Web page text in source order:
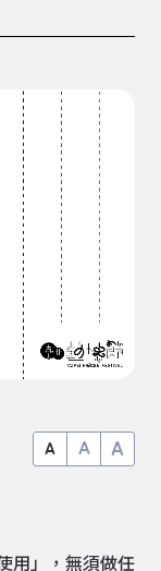
A A A
用」，無須做任